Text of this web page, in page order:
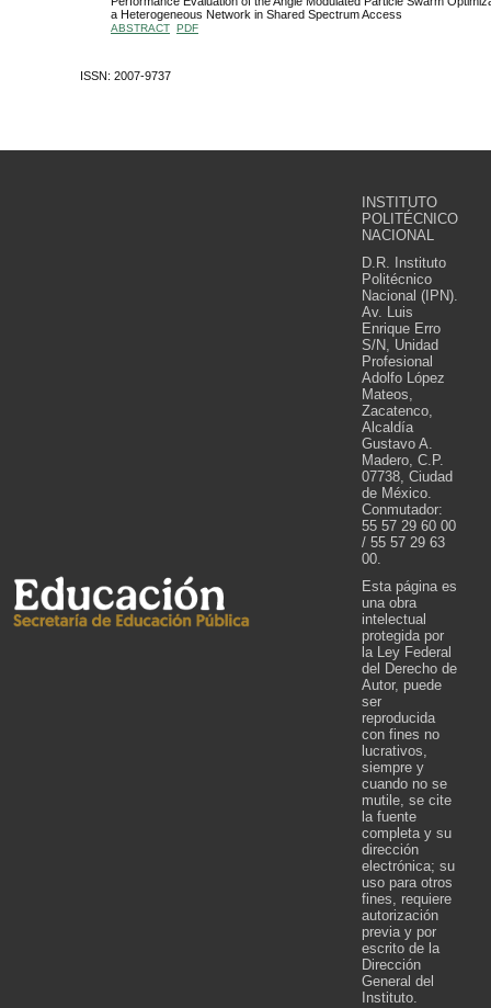
a Heterogeneous Network in Shared Spectrum Access
ABSTRACT PDF
ISSN: 2007-9737
INSTITUTO
POLITÉCNICO
NACIONAL
D.R. Instituto
Politécnico
Nacional (IPN).
Av. Luis
Enrique Erro
S/N, Unidad
Profesional
Adolfo López
Mateos,
Zacatenco,
Alcaldía
Gustavo A.
Madero, C.P.
07738, Ciudad
de México.
Conmutador:
55 57 29 60 00
/ 55 57 29 63
00.
Esta página es
una obra
intelectual
protegida por
la Ley Federal
del Derecho de
Autor, puede
ser
reproducida
con fines no
lucrativos,
siempre y
cuando no se
mutile, se cite
la fuente
completa y su
dirección
electrónica; su
uso para otros
fines, requiere
autorización
previa y por
escrito de la
Dirección
General del
Instituto.